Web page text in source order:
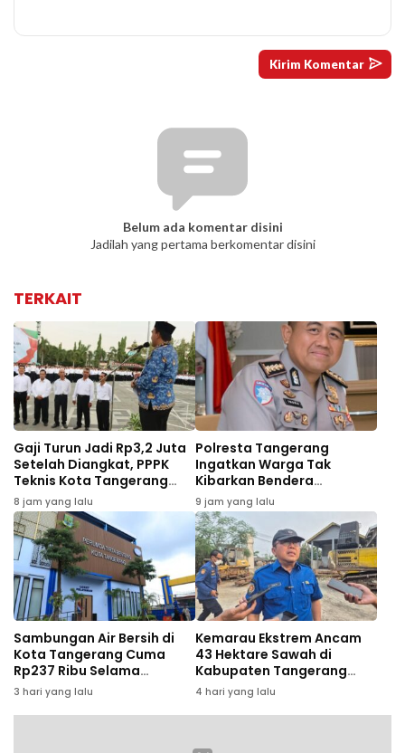
Belum ada komentar disini
Jadilah yang pertama berkomentar disini
TERKAIT
Gaji Turun Jadi Rp3,2 Juta
Setelah Diangkat, PPPK
Teknis Kota Tangerang
Minta Pemkot Perhatikan
Kesejahteraan
8 jam yang lalu
Polresta Tangerang
Ingatkan Warga Tak
Kibarkan Bendera
Setengah Tiang Jelang
HUT RI
9 jam yang lalu
Sambungan Air Bersih di
Kota Tangerang Cuma
Rp237 Ribu Selama
Agustus, Ini Syaratnya
3 hari yang lalu
Kemarau Ekstrem Ancam
43 Hektare Sawah di
Kabupaten Tangerang
Gagal Panen
4 hari yang lalu